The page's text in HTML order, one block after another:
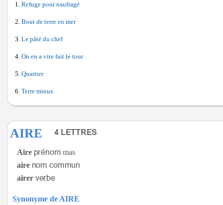
Refuge pour naufragé
Bout de terre en mer
Le pâté du chef
On en a vite fait le tour
Quartier
Terre minus
AIRE
Aire
mas
aire
airer
Synonyme de AIRE